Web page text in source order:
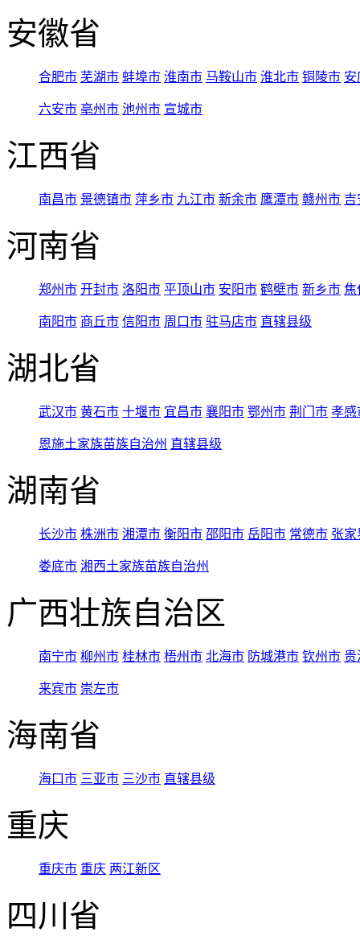
安徽省
合肥市 芜湖市 蚌埠市 淮南市 马鞍山市 淮北市 铜陵市 安
六安市 亳州市 池州市 宣城市
江西省
南昌市 景德镇市 萍乡市 九江市 新余市 鹰潭市 赣州市 吉
河南省
郑州市 开封市 洛阳市 平顶山市 安阳市 鹤壁市 新乡市 焦
南阳市 商丘市 信阳市 周口市 驻马店市 直辖县级
湖北省
武汉市 黄石市 十堰市 宜昌市 襄阳市 鄂州市 荆门市 孝感
恩施土家族苗族自治州 直辖县级
湖南省
长沙市 株洲市 湘潭市 衡阳市 邵阳市 岳阳市 常德市 张家
娄底市 湘西土家族苗族自治州
广西壮族自治区
南宁市 柳州市 桂林市 梧州市 北海市 防城港市 钦州市 贵
来宾市 崇左市
海南省
海口市 三亚市 三沙市 直辖县级
重庆
重庆市 重庆 两江新区
四川省